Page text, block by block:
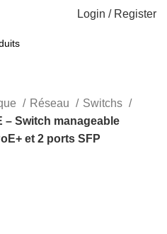
Login / Register
Réseau
Switchs
– Switch manageable
et 2 ports SFP